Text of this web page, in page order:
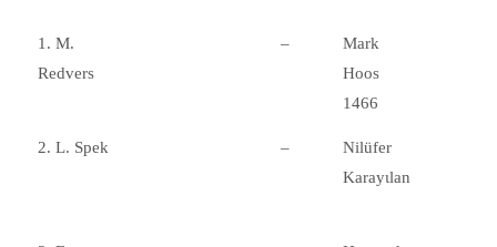
1. M.
Redvers
–
Mark
Hoos
1466
2. L. Spek –
Nilüfer
Karayιlan